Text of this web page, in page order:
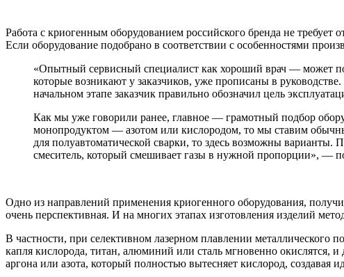
Работа с криогенным оборудованием российского бренда не
Если оборудование подобрано в соответствии с особенностями
«Опытный сервисный специалист как хороший врач — может
которые возникают у заказчиков, уже прописаны в
начальном этапе заказчик правильно обозначил цель
Как мы уже говорили ранее, главное — грамотный подбор
монопродуктом — азотом или кислородом, то мы ставим
для полуавтоматической сварки, то здесь возможны
смеситель, который смешивает газы в нужной пропорции», —
Одно из направлений применения криогенного оборудования,
очень перспективная. И на многих этапах изготовления изделий
В частности, при селективном лазерном плавлении металлического
капля кислорода, титан, алюминий или сталь мгновенно окислятся,
аргона или азота, который полностью вытесняет кислород, создавая